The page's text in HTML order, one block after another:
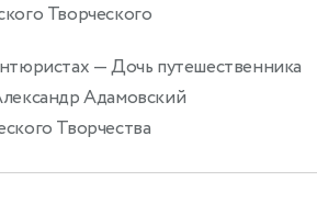
Творческого
— Дочь путешественника
Адамовский
Творчества